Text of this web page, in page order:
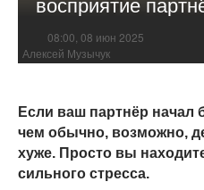
08:00, 08 июн 2025
Алексей Музычук
Если ваш партнёр начал
чем обычно, возможно,
хуже. Просто вы
сильного стресса.